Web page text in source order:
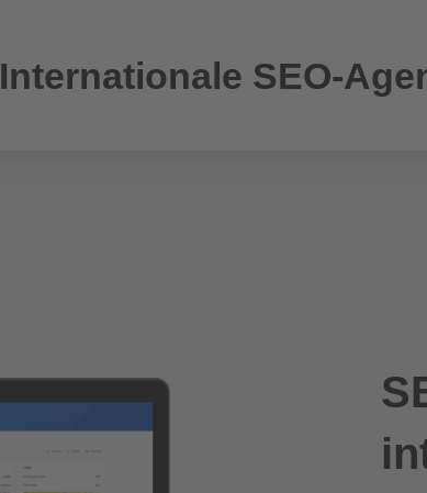
Internationale SEO-